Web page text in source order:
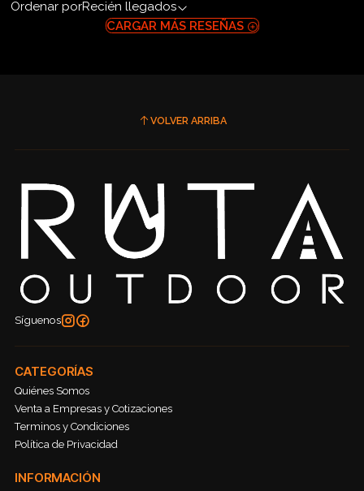
Ordenar porRecién llegados
CARGAR MÁS RESEÑAS
VOLVER ARRIBA
Síguenos
CATEGORÍAS
Quiénes Somos
Venta a Empresas y Cotizaciones
Terminos y Condiciones
Política de Privacidad
INFORMACIÓN